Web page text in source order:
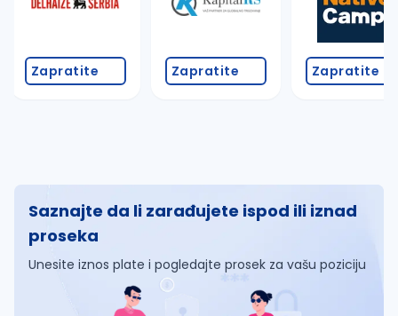
Zapratite Zapratite Zapratite
Saznajte da li zarađujete ispod ili iznad
proseka
Unesite iznos plate i pogledajte prosek za vašu poziciju